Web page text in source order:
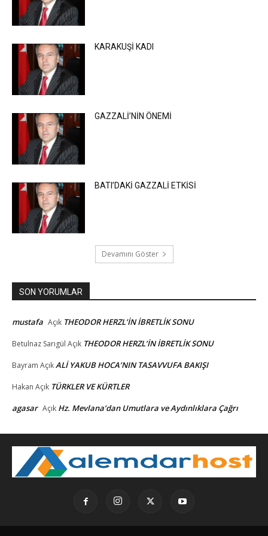
KARAKUŞİ KADI
GAZZALİ’NİN ÖNEMİ
BATI’DAKİ GAZZALİ ETKİSİ
Devamını Göster
SON YORUMLAR
mustafa Açık THEODOR HERZL’İN İBRETLİK SONU
Betulnaz Sarıgül Açık THEODOR HERZL’İN İBRETLİK SONU
Bayram AçıkALİ YAKUB HOCA’NIN TASAVVUFA BAKIŞI
Hakan Açık TÜRKLER VE KÜRTLER
agasar Açık Hz. Mevlana’dan Umutlara ve Aydınlıklara Çağrı